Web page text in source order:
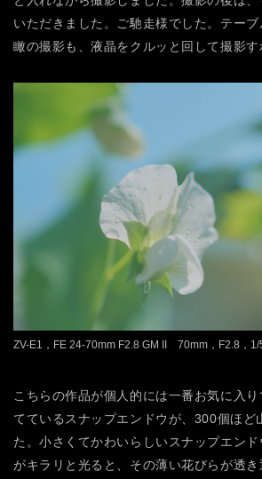
いただきました。ご馳走様でした。テー
瞰の撮影も、液晶をクルッと回して撮影す
ZV-E1，FE 24-70mm F2.8 GM II 70mm，F2.8，1/
こちらの作品が個人的には一番お気に入
てているスナップエンドウが、300個ほど
た。小さくてかわいらしいスナップエン
がキラリと光ると、その薄い花びらが透